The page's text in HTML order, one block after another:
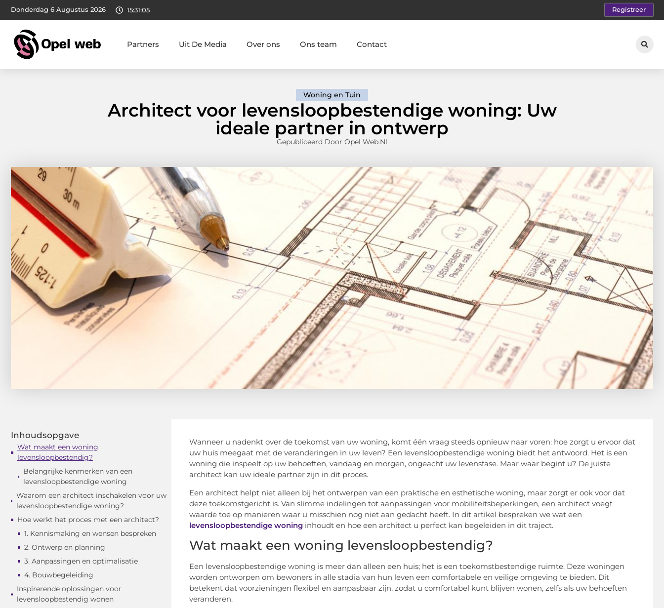
Donderdag 6 Augustus 2026 15:31:06 Registreer
Partners Uit De Media Over ons Ons team Contact
Woning en Tuin
Architect voor levensloopbestendige woning: Uw
ideale partner in ontwerp
Gepubliceerd Door Opel Web.nl
Inhoudsopgave
Wat maakt een woning
levensloopbestendig?
Belangrijke kenmerken van een
levensloopbestendige woning
Waarom een architect inschakelen voor uw
levensloopbestendige woning?
Hoe werkt het proces met een architect?
1. Kennismaking en wensen bespreken
2. Ontwerp en planning
3. Aanpassingen en optimalisatie
4. Bouwbegeleiding
Inspirerende oplossingen voor
levensloopbestendig wonen
Wanneer u nadenkt over de toekomst van uw woning, komt één vraag steeds opnieuw naar voren: hoe zorgt u ervoor dat
uw huis meegaat met de veranderingen in uw leven? Een levensloopbestendige woning biedt het antwoord. Het is een
woning die inspeelt op uw behoeften, vandaag en morgen, ongeacht uw levensfase. Maar waar begint u? De juiste
architect kan uw ideale partner zijn in dit proces.
Een architect helpt niet alleen bij het ontwerpen van een praktische en esthetische woning, maar zorgt er ook voor dat
deze toekomstgericht is. Van slimme indelingen tot aanpassingen voor mobiliteitsbeperkingen, een architect voegt
waarde toe op manieren waar u misschien nog niet aan gedacht heeft. In dit artikel bespreken we wat een
levensloopbestendige woning inhoudt en hoe een architect u perfect kan begeleiden in dit traject.
Wat maakt een woning levensloopbestendig?
Een levensloopbestendige woning is meer dan alleen een huis; het is een toekomstbestendige ruimte. Deze woningen
worden ontworpen om bewoners in alle stadia van hun leven een comfortabele en veilige omgeving te bieden. Dit
betekent dat voorzieningen flexibel en aanpasbaar zijn, zodat u comfortabel kunt blijven wonen, zelfs als uw behoeften
veranderen.